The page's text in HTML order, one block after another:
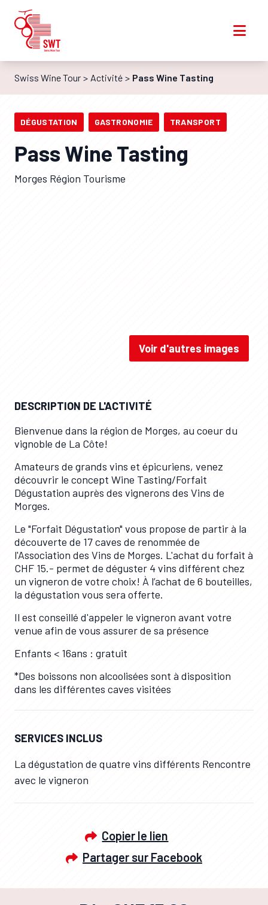
Swiss Wine Tour Activité Pass Wine Tasting
DÉGUSTATION GASTRONOMIE TRANSPORT
Pass Wine Tasting
Morges Région Tourisme
Voir d'autres images
DESCRIPTION DE L'ACTIVITÉ
Bienvenue dans la région de Morges, au coeur du
vignoble de La Côte!
Amateurs de grands vins et épicuriens, venez
découvrir le concept Wine Tasting/Forfait
Dégustation auprès des vignerons des Vins de
Morges.
Le "Forfait Dégustation" vous propose de partir à la
découverte de 17 caves de renommée de
l'Association des Vins de Morges. L'achat du forfait à
CHF 15.- permet de déguster 4 vins différent chez
un vigneron de votre choix! À l’achat de 6 bouteilles,
la dégustation vous sera offerte.
Il est conseillé d'appeler le vigneron avant votre
venue afin de vous assurer de sa présence
Enfants < 16ans : gratuit
*Des boissons non alcoolisées sont à disposition
dans les différentes caves visitées
SERVICES INCLUS
La dégustation de quatre vins différents Rencontre
avec le vigneron
Copier le lien
Partager sur Facebook